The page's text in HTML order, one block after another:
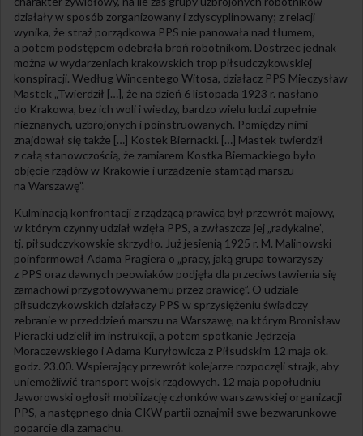
działały w sposób zorganizowany i zdyscyplinowany; z relacji
wynika, że straż porządkowa PPS nie panowała nad tłumem,
a potem podstępem odebrała broń robotnikom. Dostrzec jednak
można w wydarzeniach krakowskich trop piłsudczykowskiej
konspiracji. Według Wincentego Witosa, działacz PPS Mieczysław
Mastek „Twierdził […], że na dzień 6 listopada 1923 r. nasłano
do Krakowa, bez ich woli i wiedzy, bardzo wielu ludzi zupełnie
nieznanych, uzbrojonych i poinstruowanych. Pomiędzy nimi
znajdował się także […] Kostek Biernacki. […] Mastek twierdził
z całą stanowczością, że zamiarem Kostka Biernackiego było
objęcie rządów w Krakowie i urządzenie stamtąd marszu
na Warszawę”.
Kulminacją konfrontacji z rządzącą prawicą był przewrót majowy,
w którym czynny udział wzięła PPS, a zwłaszcza jej „radykalne”,
tj. piłsudczykowskie skrzydło. Już jesienią 1925 r. M. Malinowski
poinformował Adama Pragiera o „pracy, jaką grupa towarzyszy
z PPS oraz dawnych peowiaków podjęła dla przeciwstawienia się
zamachowi przygotowywanemu przez prawicę”. O udziale
piłsudczykowskich działaczy PPS w sprzysiężeniu świadczy
zebranie w przeddzień marszu na Warszawę, na którym Bronisław
Pieracki udzielił im instrukcji, a potem spotkanie Jędrzeja
Moraczewskiego i Adama Kuryłowicza z Piłsudskim 12 maja ok.
godz. 23.00. Wspierający przewrót kolejarze rozpoczęli strajk, aby
uniemożliwić transport wojsk rządowych. 12 maja popołudniu
Jaworowski ogłosił mobilizację członków warszawskiej organizacji
PPS, a następnego dnia CKW partii oznajmił swe bezwarunkowe
poparcie dla zamachu.